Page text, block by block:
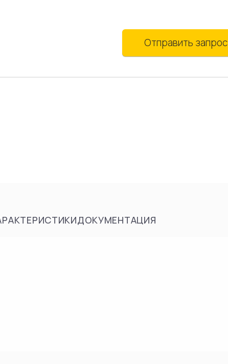
Отправить запрос
ДОКУМЕНТАЦИЯ